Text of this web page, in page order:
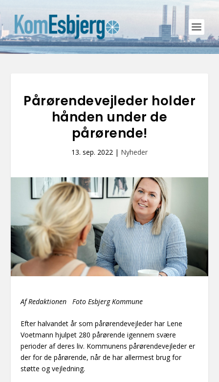
Pårørendevejleder holder
hånden under de
pårørende!
13. sep. 2022 | Nyheder
Af Redaktionen Foto Esbjerg Kommune
Efter halvandet år som pårørendevejleder har Lene
Voetmann hjulpet 280 pårørende igennem svære
perioder af deres liv. Kommunens pårørendevejleder er
der for de pårørende, når de har allermest brug for
støtte og vejledning.